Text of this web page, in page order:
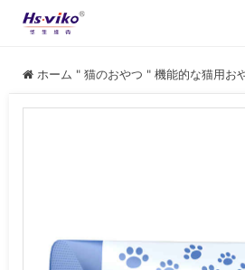
ホーム " 猫のおやつ " 機能的な猫用お